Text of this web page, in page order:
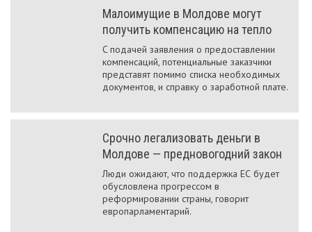
Малоимущие в Молдове могут
получить компенсацию на тепло
C подачей заявления о предоставлении
компенсаций, потенциальные заказчики
представят помимо списка необходимых
документов, и справку о заработной плате.
Срочно легализовать деньги в
Молдове — предновогодний закон
Люди ожидают, что поддержка ЕС будет
обусловлена прогрессом в
реформировании страны, говорит
европарламентарий.